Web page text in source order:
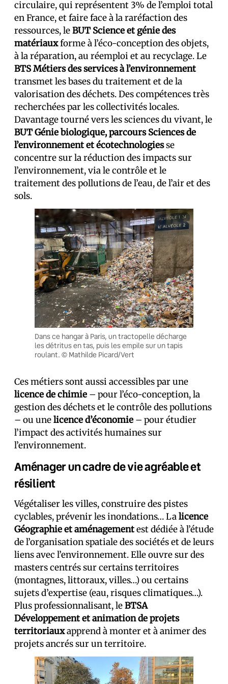
circulaire, qui représentent 3% de l’emploi total
en France, et faire face à la raréfaction des
ressources, leBUT Science et génie des
matériauxforme à l’éco-conception des objets,
à la réparation, au réemploi et au recyclage. Le
BTS Métiers des services à l’environnement
transmet les bases du traitement et de la
valorisation des déchets. Des compétences très
recherchées par les collectivités locales.
Davantage tourné vers les sciences du vivant, le
BUT Génie biologique, parcours Sciences de
l’environnement et écotechnologiesse
concentre sur la réduction des impacts sur
l’environnement, via le contrôle et le
traitement des pollutions de l’eau, de l’air et des
sols.
Dans ce hangar à Paris, un tractopelle décharge
les détritus en tas, puis les empile sur un tapis
roulant. © Mathilde Picard/Vert
Ces métiers sont aussi accessibles par une
licence de chimie – pour l’éco-conception, la
gestion des déchets et le contrôle des pollutions
– ou unelicence d’économie – pour étudier
l’impact des activités humaines sur
l’environnement.
Aménager un cadre de vie agréable et
résilient
Végétaliser les villes, construire des pistes
cyclables, prévenir les inondations… Lalicence
Géographie et aménagementest dédiée à l’étude
de l’organisation spatiale des sociétés et de leurs
liens avec l’environnement. Elle ouvre sur des
masters centrés sur certains territoires
(montagnes, littoraux, villes…) ou certains
sujets d’expertise (eau, risques climatiques…).
Plus professionnalisant, leBTSA
Développement et animation de projets
territoriauxapprend à monter et à animer des
projets ancrés sur un territoire.